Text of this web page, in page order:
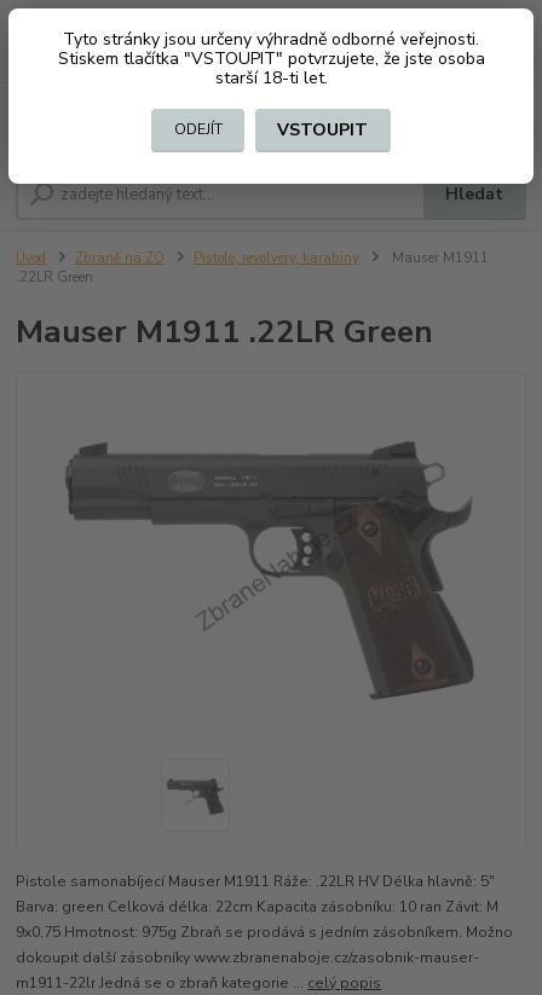
Tyto stránky jsou určeny výhradně odborné veřejnosti.
Stiskem tlačítka "VSTOUPIT" potvrzujete, že jste osoba
starší 18-ti let.
ODEJÍT VSTOUPIT
CZK
Hledat
+420 603794370 za0 Kč
Úvod Zbraně na ZO Pistole, revolvery, karabiny
Mauser M1911
.22LR Green
Mauser M1911 .22LR Green
Pistole samonabíjecí Mauser M1911 Ráže: .22LR HV Délka hlavně: 5"
Barva: green Celková délka: 22cm Kapacita zásobníku: 10 ran Závit: M
9x0,75 Hmotnost: 975g Zbraň se prodává s jedním zásobníkem. Možno
dokoupit další zásobníky www.zbranenaboje.cz/zasobnik-mauser-
m1911-22lr Jedná se o zbraň kategorie ... celý popis